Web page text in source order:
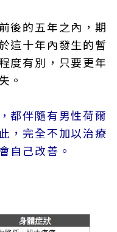
後的五年之內，期
這十年內發生的暫
度有別，只要更年
。
都伴隨有男性荷爾
，完全不加以治療
自己改善。